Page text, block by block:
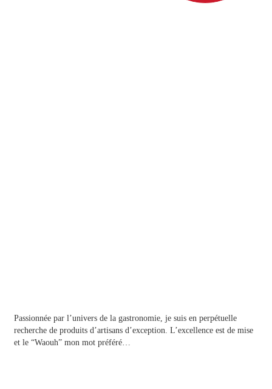
Passionnée par l’univers de la gastronomie, je suis en perpétuelle
recherche de produits d’artisans d’exception. L’excellence est de mise
et le “Waouh” mon mot préféré…